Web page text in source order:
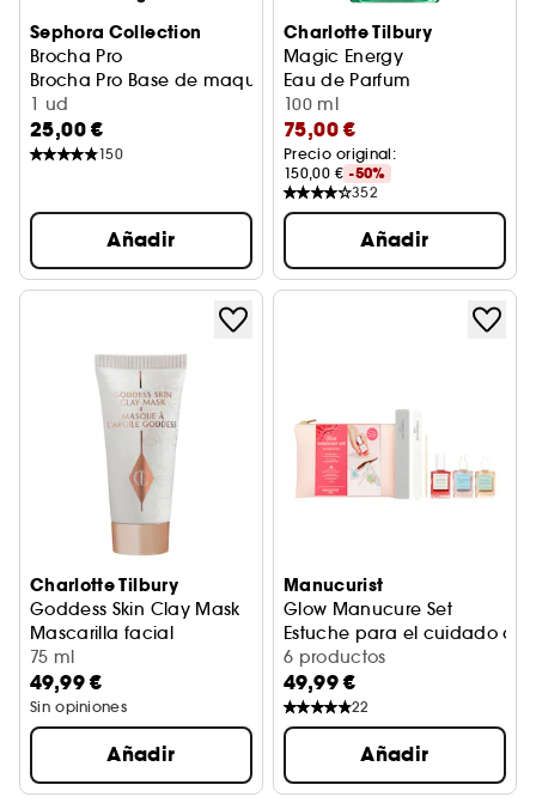
Sephora Collection
Brocha Pro
Brocha Pro Base de maquillaje 40
1 ud
25,00 €
150
Añadir
Charlotte Tilbury
Magic Energy
Eau de Parfum
100 ml
75,00 €
Precio original:
150,00 € -50%
352
Añadir
Charlotte Tilbury
Goddess Skin Clay Mask
Mascarilla facial
75 ml
49,99 €
Sin opiniones
Añadir
Manucurist
Glow Manucure Set
Estuche para el cuidado de
6 productos
49,99 €
22
Añadir